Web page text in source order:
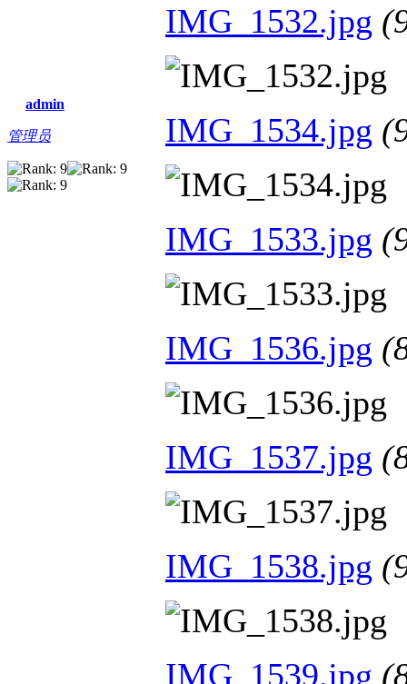
admin
管理员
IMG_1532.jpg
IMG_1534.jpg
IMG_1533.jpg
IMG_1536.jpg
IMG_1537.jpg
IMG_1538.jpg
IMG_1539.jpg